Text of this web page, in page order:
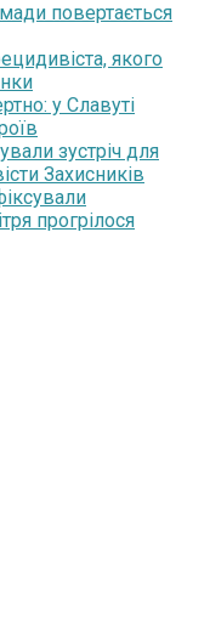
повертається
якого
у Славуті
зустріч для
Захисників
прогрілося